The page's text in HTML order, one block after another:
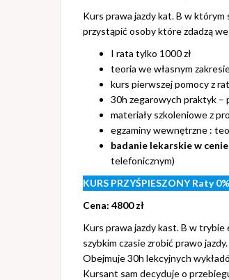
Kurs prawa jazdy kat. B w
przystąpić osoby które zdadzą
I rata tylko 1000 zł
teoria we własnym
kurs pierwszej pomocy z
30h zegarowych praktyk –
materiały szkoleniowe z
egzaminy wewnętrzne :
badanie lekarskie w
telefonicznym)
KURS PRZYŚPIESZONY Raty 0%
Cena: 4800 zł
Kurs prawa jazdy kast. B w
szybkim czasie zrobić prawo jazdy.
Obejmuje 30h lekcyjnych
Kursant sam decyduje o